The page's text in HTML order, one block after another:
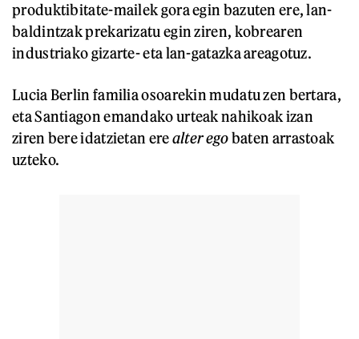
produktibitate-mailek gora egin bazuten ere, lan-
baldintzak prekarizatu egin ziren, kobrearen
industriako gizarte- eta lan-gatazka areagotuz.
Lucia Berlin familia osoarekin mudatu zen bertara,
eta Santiagon emandako urteak nahikoak izan
ziren bere idatzietan erealter egobaten arrastoak
uzteko.